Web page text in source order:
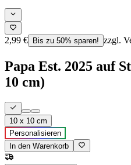
2,99 € Bis zu 50% sparen! zzgl.
Papa Est. 2025 auf
10 cm)
10 x 10 cm
Personalisieren
In den Warenkorb